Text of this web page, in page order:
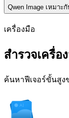
Qwen Image เหมา
เครื่องมือ
สำรวจเครื่อ
ค้นหาฟีเจอร์ขั้นสูง